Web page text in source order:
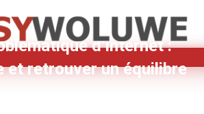
d’internet :
et retrouver un équilibre